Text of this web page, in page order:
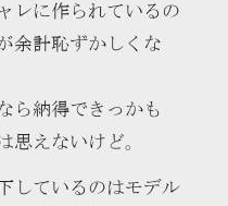
レに作られているの
余計恥ずかしくな
ら納得できっかも
思えないけど。
しているのはモデル